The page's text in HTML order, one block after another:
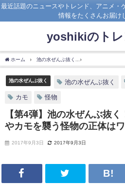
最近話題のニュースやトレンド、アニメ・
情報をたくさんお届け
yoshikiのトレ
ホーム 池の水ぜんぶ抜く
池の水ぜんぶ抜く 池の水ぜんぶ抜く
カモ 怪物
【第4弾】池の水ぜんぶ抜
やカモを襲う怪物の正体は
2017年9月3日 2017年9月3日